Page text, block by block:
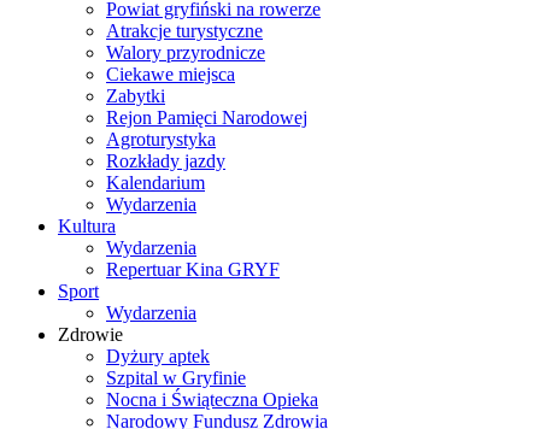
Powiat gryfiński na rowerze
Atrakcje turystyczne
Walory przyrodnicze
Ciekawe miejsca
Zabytki
Rejon Pamięci Narodowej
Agroturystyka
Rozkłady jazdy
Kalendarium
Wydarzenia
Kultura
Wydarzenia
Repertuar Kina GRYF
Sport
Wydarzenia
Zdrowie
Dyżury aptek
Szpital w Gryfinie
Nocna i Świąteczna Opieka
Narodowy Fundusz Zdrowia